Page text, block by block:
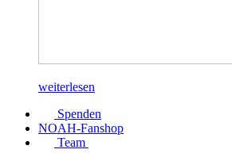
weiterlesen
Spenden
NOAH-Fanshop
Team